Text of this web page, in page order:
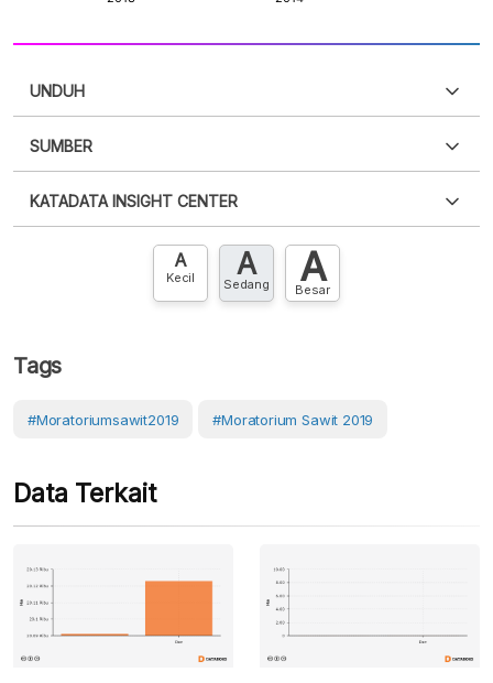
UNDUH
XLS
SUMBER
punya akun?Silakan Daftar sekarang
KATADATA INSIGHT CENTER
Hubungi sekarang »
A
Kecil A
Sedang A
Besar
Tags
#Moratoriumsawit2019 #Moratorium Sawit 2019
Data Terkait